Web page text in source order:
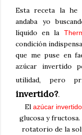
Esta receta la he
andaba yo
líquido en la
condición
que me puse en
azúcar invertido
utilidad, pero
invertido?.
El azúcar invertido
glucosa y
rotatorio de la